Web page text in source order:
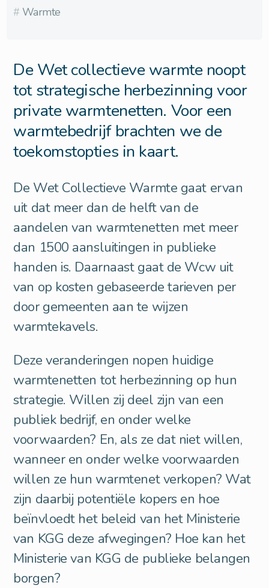
# Warmte
De Wet collectieve warmte noopt
tot strategische herbezinning voor
private warmtenetten. Voor een
warmtebedrijf brachten we de
toekomstopties in kaart.
De Wet Collectieve Warmte gaat ervan
uit dat meer dan de helft van de
aandelen van warmtenetten met meer
dan 1500 aansluitingen in publieke
handen is. Daarnaast gaat de Wcw uit
van op kosten gebaseerde tarieven per
door gemeenten aan te wijzen
warmtekavels.
Deze veranderingen nopen huidige
warmtenetten tot herbezinning op hun
strategie. Willen zij deel zijn van een
publiek bedrijf, en onder welke
voorwaarden? En, als ze dat niet willen,
wanneer en onder welke voorwaarden
willen ze hun warmtenet verkopen? Wat
zijn daarbij potentiële kopers en hoe
beïnvloedt het beleid van het Ministerie
van KGG deze afwegingen? Hoe kan het
Ministerie van KGG de publieke belangen
borgen?